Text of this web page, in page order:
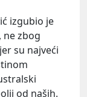
izgubio je
ne zbog
su najveći
od naših.